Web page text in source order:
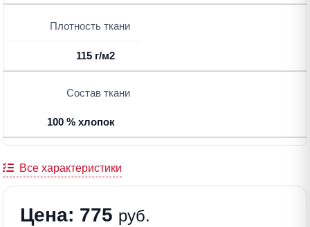
Плотность ткани
115 г/м2
Состав ткани
100 % хлопок
Все характеристики
Цена: 775 руб.